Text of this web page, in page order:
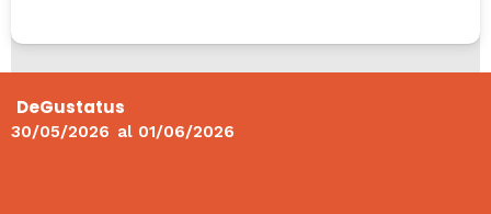
DeGustatus
30/05/2026 al 01/06/2026